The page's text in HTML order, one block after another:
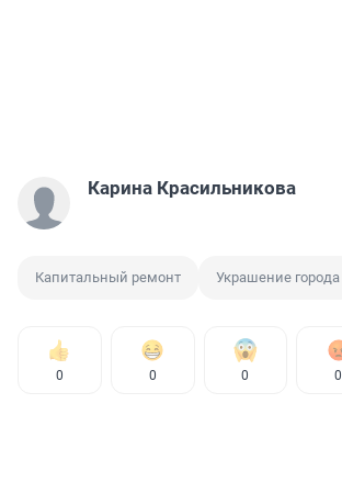
Карина Красильникова
Капитальный ремонт Украшение города
0 0 0 0